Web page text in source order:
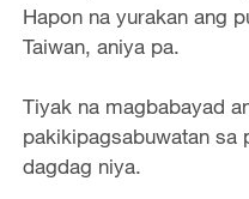
Hapon na yurakan ang
Taiwan, aniya pa.
Tiyak na magbabayad
pakikipagsabuwatan
dagdag niya.